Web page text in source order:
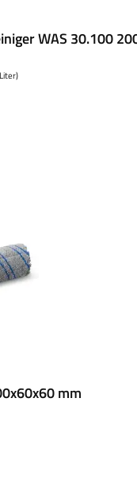
WAS 30.100
mm